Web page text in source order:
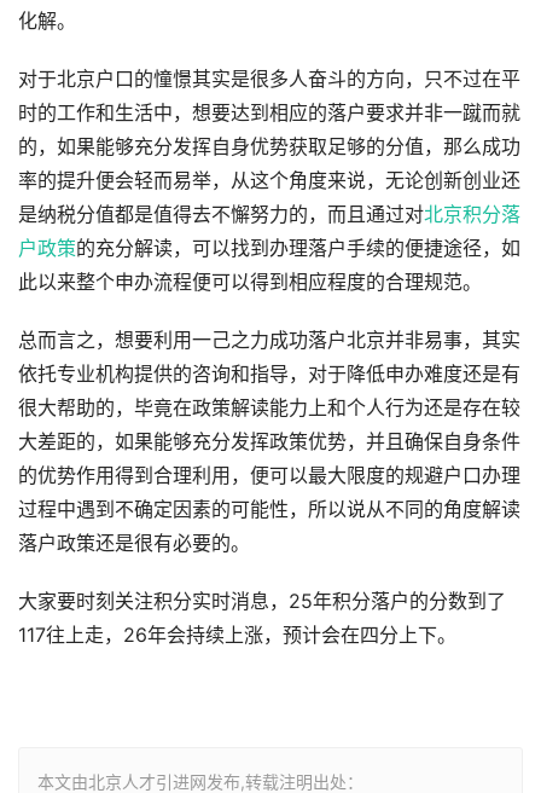
化解。
对于北京户口的憧憬其实是很多人奋斗的方向，只不过在平
时的工作和生活中，想要达到相应的落户要求并非一蹴而就
的，如果能够充分发挥自身优势获取足够的分值，那么成功
率的提升便会轻而易举，从这个角度来说，无论创新创业还
是纳税分值都是值得去不懈努力的，而且通过对北京积分落
户政策的充分解读，可以找到办理落户手续的便捷途径，如
此以来整个申办流程便可以得到相应程度的合理规范。
总而言之，想要利用一己之力成功落户北京并非易事，其实
依托专业机构提供的咨询和指导，对于降低申办难度还是有
很大帮助的，毕竟在政策解读能力上和个人行为还是存在较
大差距的，如果能够充分发挥政策优势，并且确保自身条件
的优势作用得到合理利用，便可以最大限度的规避户口办理
过程中遇到不确定因素的可能性，所以说从不同的角度解读
落户政策还是很有必要的。
大家要时刻关注积分实时消息，25年积分落户的分数到了
117往上走，26年会持续上涨，预计会在四分上下。
本文由北京人才引进网发布,转载注明出处：